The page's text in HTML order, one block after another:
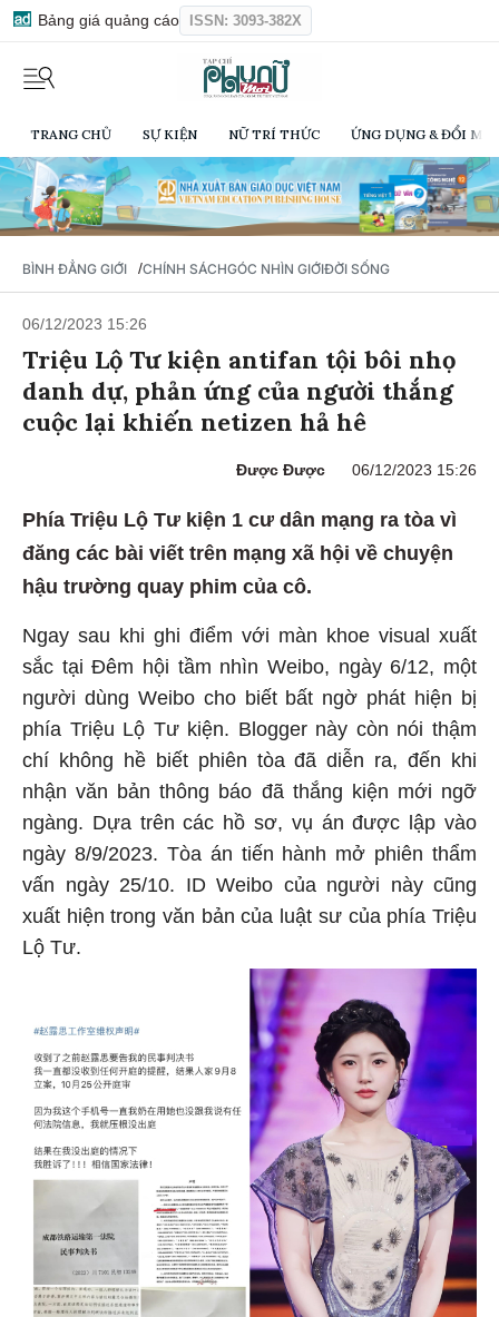
Bảng giá quảng cáo ISSN: 3093-382X
TRANG CHỦ SỰ KIỆN NỮ TRÍ THỨC ỨNG DỤNG & ĐỔI
BÌNH ĐẲNG GIỚI /CHÍNH SÁCHGÓC NHÌN GIỚIĐỜI SỐNG
06/12/2023 15:26
Triệu Lộ Tư kiện antifan tội bôi nhọ
danh dự, phản ứng của người thắng
cuộc lại khiến netizen hả hê
Được Được 06/12/2023 15:26
Phía Triệu Lộ Tư kiện 1 cư dân mạng ra tòa vì
đăng các bài viết trên mạng xã hội về chuyện
hậu trường quay phim của cô.
Ngay sau khi ghi điểm với màn khoe visual xuất
sắc tại Đêm hội tầm nhìn Weibo, ngày 6/12, một
người dùng Weibo cho biết bất ngờ phát hiện bị
phía Triệu Lộ Tư kiện. Blogger này còn nói thậm
chí không hề biết phiên tòa đã diễn ra, đến khi
nhận văn bản thông báo đã thắng kiện mới ngỡ
ngàng. Dựa trên các hồ sơ, vụ án được lập vào
ngày 8/9/2023. Tòa án tiến hành mở phiên thẩm
vấn ngày 25/10. ID Weibo của người này cũng
xuất hiện trong văn bản của luật sư của phía Triệu
Lộ Tư.